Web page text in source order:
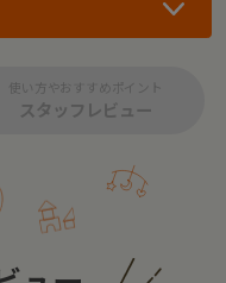
使い方やおすすめポイント
スタッフレビュー